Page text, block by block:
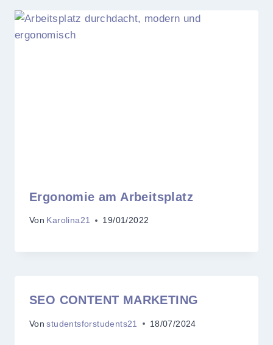
Ergonomie am Arbeitsplatz
Von Karolina21 19/01/2022
SEO CONTENT MARKETING
Von studentsforstudents21 18/07/2024